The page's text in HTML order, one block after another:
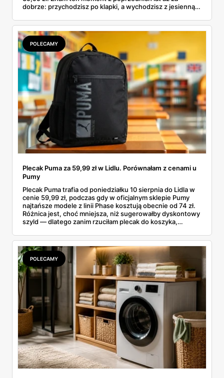
dobrze: przychodzisz po klapki, a wychodzisz z jesienną
pojawi się w gazetkach w przyszłym tygodniu i czy jest
sens kupować jesień, zanim skończą się wakacje.
POLECAMY
Plecak Puma za 59,99 zł w Lidlu. Porównałam z cenami u
Pumy
Plecak Puma trafia od poniedziałku 10 sierpnia do Lidla w
cenie 59,99 zł, podczas gdy w oficjalnym sklepie Pumy
najtańsze modele z linii Phase kosztują obecnie od 74 zł.
Różnica jest, choć mniejsza, niż sugerowałby dyskontowy
szyld — dlatego zanim rzuciłam plecak do koszyka,
rozpiska: co dokładnie sprzedaje Lidl, ile kosztują
odpowiedniki u producenta i komu ten zakup naprawdę
się opłaci.
POLECAMY